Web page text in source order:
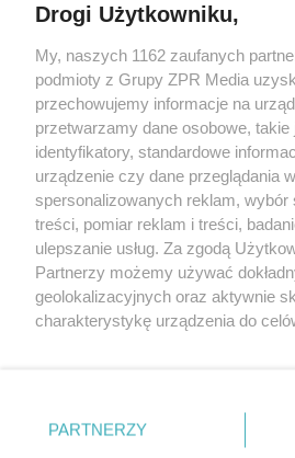
Żaden utwór zamieszczony w serwisie
rozpowszechniany lub dalej
(w tym także elektroniczny lub
eksploatacji w jakiejkolwiek formie,
Internecie bez pisemnej zgody
lub wykorzystanie utworów w całości lub
prawa, tzn. bez właściwej zgody, jest
może być ścigane prawnie.
O nas
Nasze serwisy
Drogi Użytkowniku,
My, naszych 1162 zaufanych
podmioty z Grupy ZPR Media
przechowujemy informacje na
przetwarzamy dane osobowe, takie
identyfikatory, standardowe
urządzenie czy dane przeglądania
spersonalizowanych reklam,
treści, pomiar reklam i treści,
ulepszanie usług. Za zgodą
Partnerzy możemy używać
geolokalizacyjnych oraz aktywnie
charakterystykę urządzenia do
zmienić/wycofać klikając przycisk
znajdujący się w lewym dolnym
PARTNERZY